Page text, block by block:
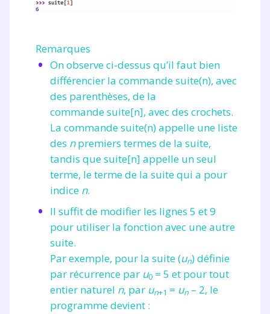
Remarques
On observe ci-dessus qu’il faut bien
différencier la commandesuite(n), avec
des parenthèses, de la
commandesuite[n], avec des crochets.
La commandesuite(n)appelle une liste
des npremiers termes de la suite,
tandis quesuite[n] appelle un seul
terme, le terme de la suite qui a pour
indice n.
Il suffit de modifier les lignes 5 et 9
pour utiliser la fonction avec une autre
suite.
Par exemple, pour la suite(un)définie
par récurrence par u0 = 5 et pour tout
entier naturel n, par un+1 = un – 2, le
programme devient :
Envie de progresser
et de réussir votre
année scolaire ?
Testez gratuitement
pendant 24h notre
plateforme de soutien
scolaire !
Fiches de cours et vidéos,exercices
corrigés,podcasts de révisions
Unespace dédié aux parents pour
suivre les progrès